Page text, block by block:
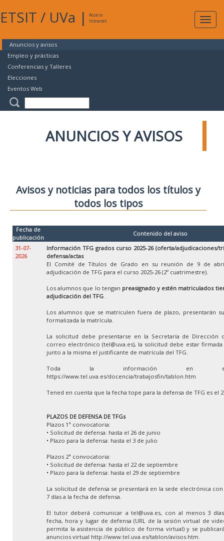
ETSIT / UVa |
Acceso
Intranet
Anuncios y avisos
Empleo y prácticas
Conferencias y Talleres
Elecciones
Eventos Web
ANUNCIOS Y AVISOS
Avisos y noticias para todos los títulos y
todos los tipos
Fecha de
publicación
Contenido del aviso
31-07-
2026
Información TFG grados curso 2025-26 (oferta/adjudicaciones/
defensa/actas
El Comité de Títulos de Grado en su reunión de 9 de
adjudicación de TFG para el curso 2025-26 (2º cuatrimestre).
Los alumnos que lo tengan preasignado y estén matriculados
adjudicación del TFG .
Los alumnos que se matriculen fuera de plazo, presentarán
formalizada la matrícula.
La solicitud debe presentarse en la Secretaría de Dirección
correo electrónico (tel@uva.es), la solicitud debe estar
junto a la misma el justificante de matrícula del TFG.
Toda la información en
https://www.tel.uva.es/docencia/trabajosfin/tablon.htm
Tened en cuenta que la fecha tope para la defensa de TFG es el
PLAZOS DE DEFENSA DE TFGs
Plazos 1ª convocatoria:
• Solicitud de defensa: hasta el 26 de junio
• Plazo para la defensa: hasta el 3 de julio
Plazos 2ª convocatoria:
• Solicitud de defensa: hasta el 22 de septiembre
• Plazo para la defensa: hasta el 29 de septiembre
La solicitud de defensa se presentará en la sede electrónica
7 días a la fecha de defensa.
El tutor deberá comunicar a tel@uva.es, con al menos 3
fecha, hora y lugar de defensa (URL de la sesión virtual de
permita la asistencia de público de forma virtual) y se
anuncios virtual http://www.tel.uva.es/tablon/avisos.htm.